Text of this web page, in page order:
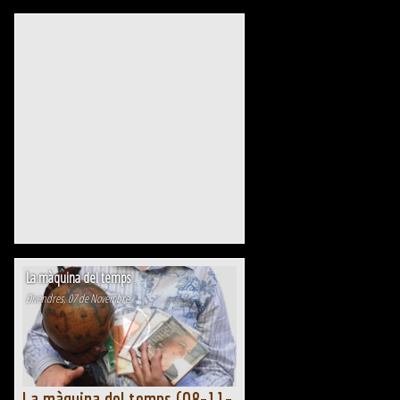
2025) a Sants 3 Ràdio La màquina del temps
La màquina del temps
Divendres, 07 de Novembre